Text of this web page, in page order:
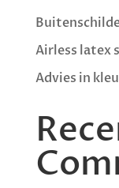
Airless latex
Advies in